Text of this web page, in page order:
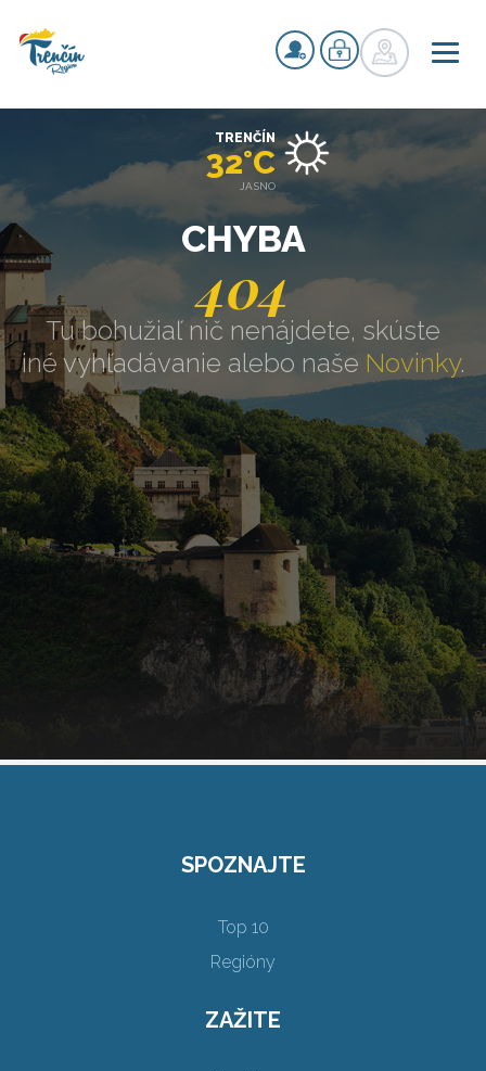
CHYBA
404
Tu bohužiaľ nič nenájdete, skúste
iné vyhľadávanie alebo naše Novinky.
TRENČÍN
32°C
JASNO
SPOZNAJTE
Top 10
Regióny
ZAŽITE